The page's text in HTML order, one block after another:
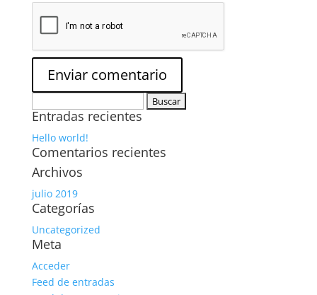
Entradas recientes
Hello world!
Comentarios recientes
Archivos
julio 2019
Categorías
Uncategorized
Meta
Acceder
Feed de entradas